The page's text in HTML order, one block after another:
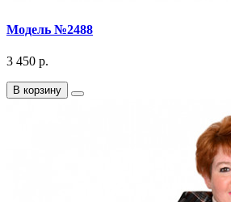
Модель №2488
3 450 р.
В корзину